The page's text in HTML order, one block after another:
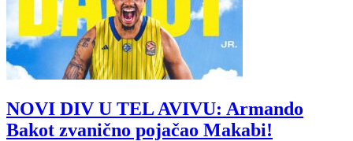
NOVI DIV U TEL AVIVU: Armando
Bakot zvanično pojačao Makabi!